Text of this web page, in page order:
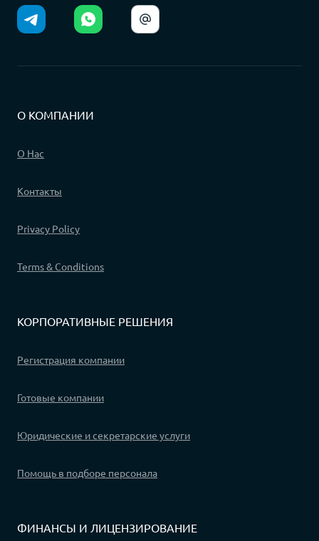
О КОМПАНИИ
О Нас
Контакты
Privacy Policy
Terms & Conditions
КОРПОРАТИВНЫЕ РЕШЕНИЯ
Регистрация компании
Готовые компании
Юридические и секретарские услуги
Помощь в подборе персонала
ФИНАНСЫ И ЛИЦЕНЗИРОВАНИЕ